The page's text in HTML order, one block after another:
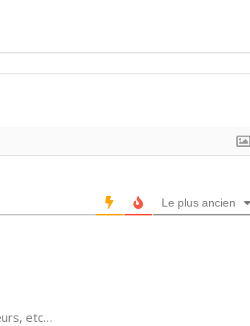
Le plus ancien
etc…